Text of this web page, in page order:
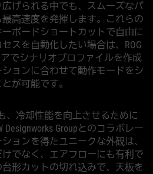
げられる中でも、スムーズなパ
高速度を発揮します。これらの
ボードショートカットで自由に
スを自動化したい場合は、ROG
でシナリオプロファイルを作成
ョンに合わせて動作モードをシ
が可能です。
、冷却性能を向上させるために
Groupとのコラボレー
ョンを得たユニークな外観は、
でなく、エアフローにも有利で
形カットの切れ込みで、天板を